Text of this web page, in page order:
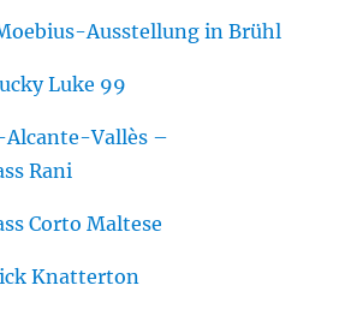
Ausstellung in Brühl
Luke 99
Alcante-Vallès –
Rani
Corto Maltese
Knatterton